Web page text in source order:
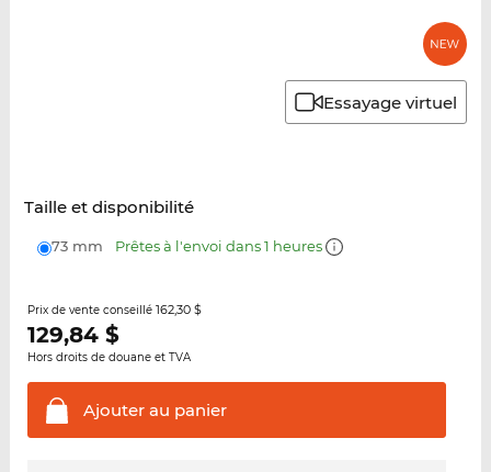
Essayage virtuel
Taille et disponibilité
73 mm Prêtes à l'envoi dans 1 heures
Prix de vente conseillé 162,30 $
129,84$
Hors droits de douane et TVA
Ajouter au panier